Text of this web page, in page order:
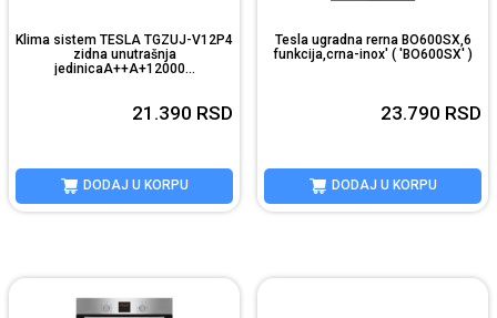
Klima sistem TESLA TGZUJ-V12P4
zidna unutrašnja
jedinicaA++A+12000...
21.390 RSD
DODAJ U KORPU
Tesla ugradna rerna BO600SX,6
funkcija,crna-inox' ( 'BO600SX' )
23.790 RSD
DODAJ U KORPU